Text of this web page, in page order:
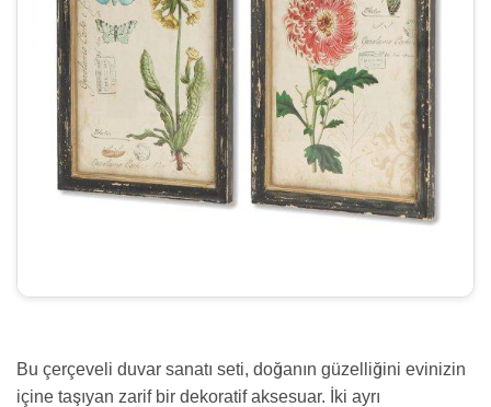
Bu çerçeveli duvar sanatı seti, doğanın güzelliğini evinizin
içine taşıyan zarif bir dekoratif aksesuar. İki ayrı